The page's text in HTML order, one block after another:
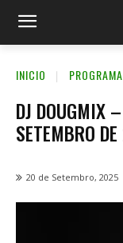
INICIO
DJ DOUGMIX
SETEMBRO
20 de Setembro, 2025